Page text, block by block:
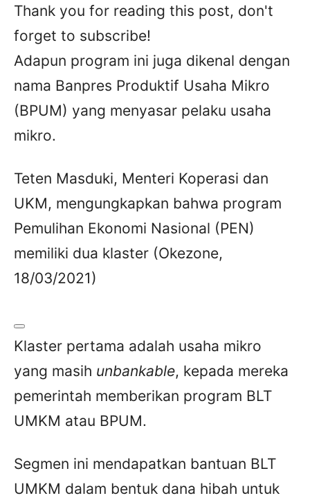
Thank you for reading this post, don't
forget to subscribe!
Adapun program ini juga dikenal dengan
nama Banpres Produktif Usaha Mikro
(BPUM) yang menyasar pelaku usaha
mikro.
Teten Masduki, Menteri Koperasi dan
UKM, mengungkapkan bahwa program
Pemulihan Ekonomi Nasional (PEN)
memiliki dua klaster (Okezone,
18/03/2021)
Klaster pertama adalah usaha mikro
yang masih unbankable, kepada mereka
pemerintah memberikan program BLT
UMKM atau BPUM.
Segmen ini mendapatkan bantuan BLT
UMKM dalam bentuk dana hibah untuk